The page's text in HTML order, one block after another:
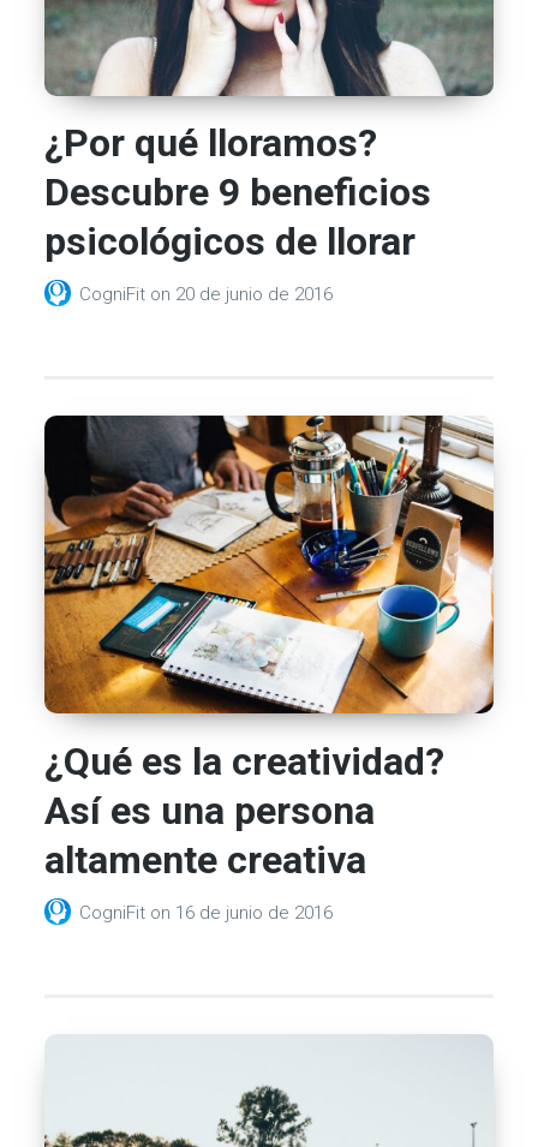
¿Por qué lloramos?
Descubre 9 beneficios
psicológicos de llorar
CogniFit on 20 de junio de 2016
¿Qué es la creatividad?
Así es una persona
altamente creativa
CogniFit on 16 de junio de 2016